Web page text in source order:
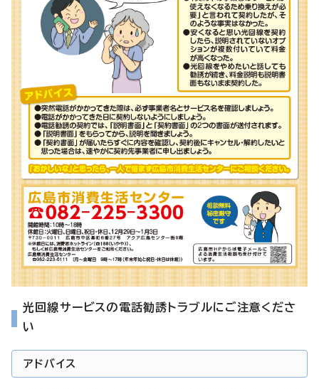
光回線サービスの電話勧誘トラブルにご注意くださ
い
アドバイス